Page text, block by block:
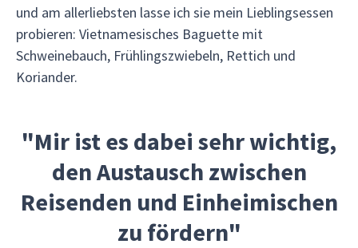
und am allerliebsten lasse ich sie mein Lieblingsessen
probieren: Vietnamesisches Baguette mit
Schweinebauch, Frühlingszwiebeln, Rettich und
Koriander.
"Mir ist es dabei sehr wichtig,
den Austausch zwischen
Reisenden und Einheimischen
zu fördern"